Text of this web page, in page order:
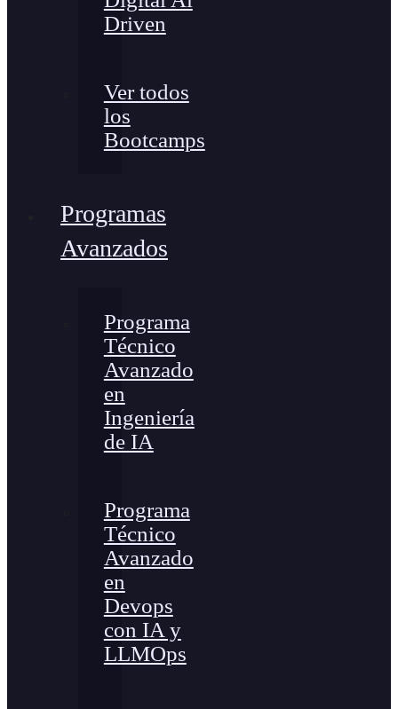
Driven
Ver todos
los
Bootcamps
Programas
Avanzados
Programa
Técnico
Avanzado
en
Ingeniería
de IA
Programa
Técnico
Avanzado
en
Devops
con IA y
LLMOps